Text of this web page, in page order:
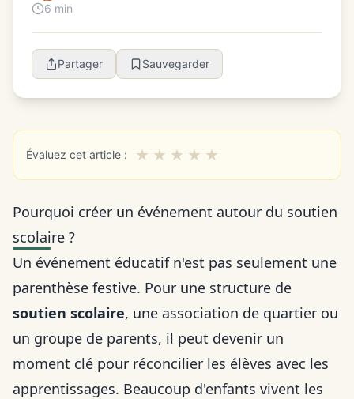
6 min
Partager Sauvegarder
Évaluez cet article : ★ ★ ★ ★ ★
Pourquoi créer un événement autour du soutien
scolaire ?
Un événement éducatif n'est pas seulement une
parenthèse festive. Pour une structure de
soutien scolaire, une association de quartier ou
un groupe de parents, il peut devenir un
moment clé pour réconcilier les élèves avec les
apprentissages. Beaucoup d'enfants vivent les